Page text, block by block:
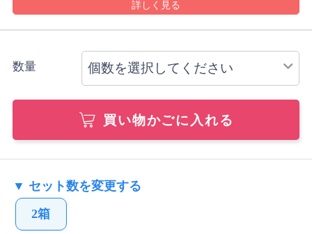
ご注文内容により上記と異なる場合があります。
数量
買い物かごに入れる
▼ セット数を変更する
2箱